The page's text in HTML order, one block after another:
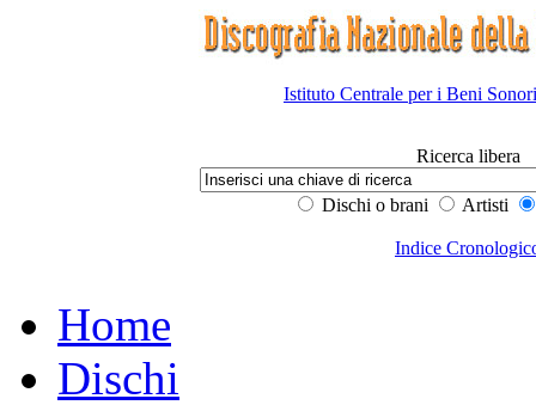
Istituto Centrale per i Beni
Ricerca libera
Dischi o brani Artisti
Indice
Home
Dischi